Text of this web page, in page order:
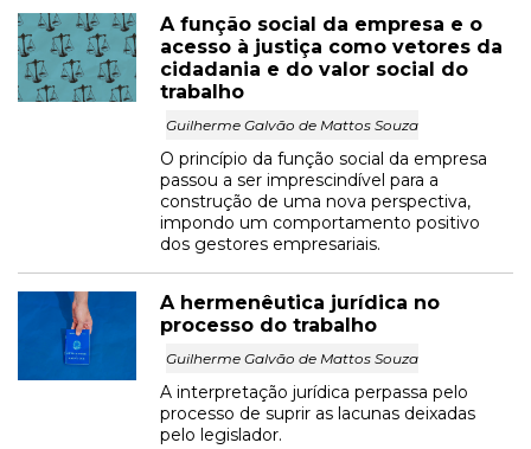
A função social da empresa e o
acesso à justiça como vetores da
cidadania e do valor social do
trabalho
Guilherme Galvão de Mattos Souza
O princípio da função social da empresa
passou a ser imprescindível para a
construção de uma nova perspectiva,
impondo um comportamento positivo
dos gestores empresariais.
A hermenêutica jurídica no
processo do trabalho
Guilherme Galvão de Mattos Souza
A interpretação jurídica perpassa pelo
processo de suprir as lacunas deixadas
pelo legislador.